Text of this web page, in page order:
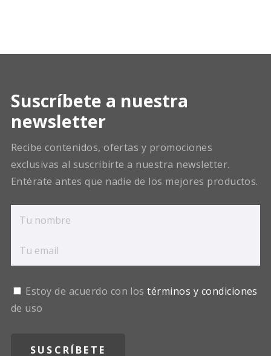
Suscríbete a nuestra
newsletter
Recibe contenidos, ofertas y promociones
exclusivas al suscribirte a nuestra newsletter.
Entérate antes que nadie de los mejores productos.
Estoy de acuerdo con lostérminos y condiciones
de uso